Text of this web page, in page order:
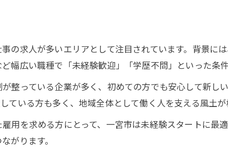
の求人が多いエリアとして注目されています。背景に
幅広い職種で「未経験歓迎」「学歴不問」といった条件
整っている企業が多く、初めての方でも安心して新し
ている方も多く、地域全体として働く人を支える風土が
用を求める方にとって、一宮市は未経験スタートに最
がります。